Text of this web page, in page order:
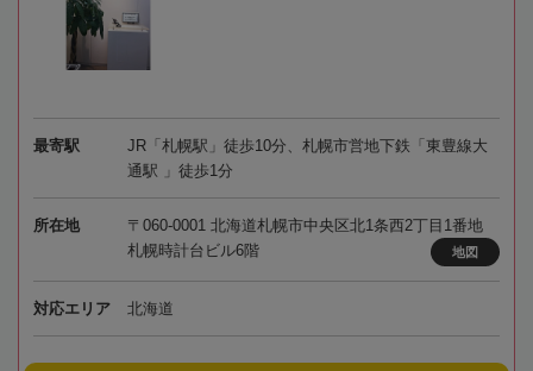
最寄駅
JR「札幌駅」徒歩10分、札幌市営地下鉄「東豊線大
通駅 」徒歩1分
所在地
〒060-0001 北海道札幌市中央区北1条西2丁目1番地
札幌時計台ビル6階
地図
対応エリア 北海道